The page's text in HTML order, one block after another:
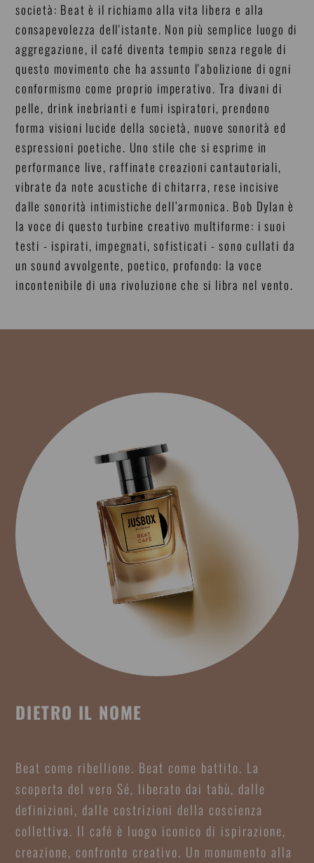
società: Beat è il richiamo alla vita libera e alla
consapevolezza dell'istante. Non più semplice luogo di
aggregazione, il café diventa tempio senza regole di
questo movimento che ha assunto l'abolizione di ogni
conformismo come proprio imperativo. Tra divani di
pelle, drink inebrianti e fumi ispiratori, prendono
forma visioni lucide della società, nuove sonorità ed
espressioni poetiche. Uno stile che si esprime in
performance live, raffinate creazioni cantautoriali,
vibrate da note acustiche di chitarra, rese incisive
dalle sonorità intimistiche dell’armonica. Bob Dylan è
la voce di questo turbine creativo multiforme: i suoi
testi - ispirati, impegnati, sofisticati - sono cullati da
un sound avvolgente, poetico, profondo: la voce
incontenibile di una rivoluzione che si libra nel vento.
DIETRO IL NOME
Beat come ribellione. Beat come battito. La
scoperta del vero Sé, liberato dai tabù, dalle
definizioni, dalle costrizioni della coscienza
collettiva. Il café è luogo iconico di ispirazione,
creazione, confronto creativo. Un monumento alla